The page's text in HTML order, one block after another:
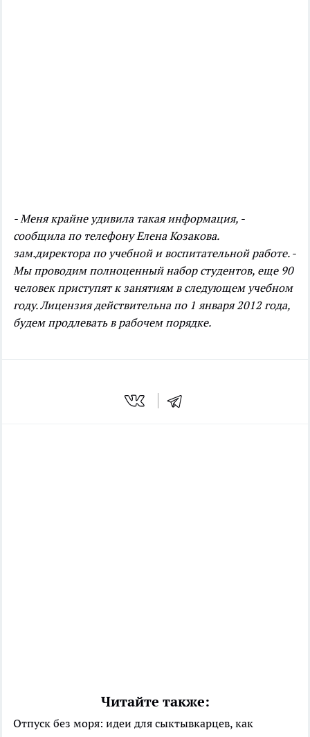
- Меня крайне удивила такая информация, -
сообщила по телефону Елена Козакова.
зам.директора по учебной и воспитательной работе. -
Мы проводим полноценный набор студентов, еще 90
человек приступят к занятиям в следующем учебном
году. Лицензия действительна по 1 января 2012 года,
будем продлевать в рабочем порядке.
Читайте также:
Отпуск без моря: идеи для сыктывкарцев, как